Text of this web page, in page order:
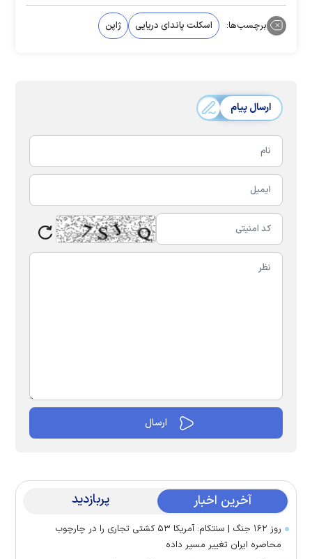
برچسب‌ها: اسکلت پاندای دریایی ژاپن
ارسال پیام
آخرین اخبار پربازدید
روز ۱۶۲ جنگ | سنتکام: آمریکا ۵۳ کشتی تجاری را در چارچوب
محاصره ایران تغییر مسیر داده